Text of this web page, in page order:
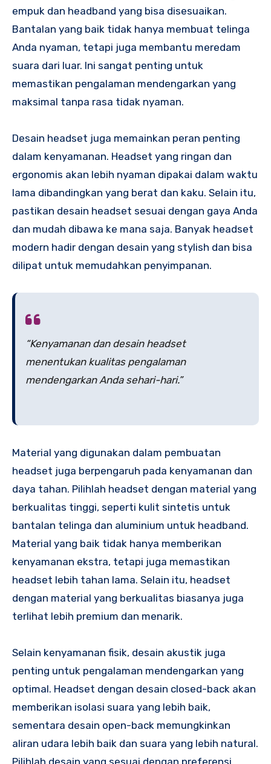
empuk dan headband yang bisa disesuaikan.
Bantalan yang baik tidak hanya membuat telinga
Anda nyaman, tetapi juga membantu meredam
suara dari luar. Ini sangat penting untuk
memastikan pengalaman mendengarkan yang
maksimal tanpa rasa tidak nyaman.
Desain headset juga memainkan peran penting
dalam kenyamanan. Headset yang ringan dan
ergonomis akan lebih nyaman dipakai dalam waktu
lama dibandingkan yang berat dan kaku. Selain itu,
pastikan desain headset sesuai dengan gaya Anda
dan mudah dibawa ke mana saja. Banyak headset
modern hadir dengan desain yang stylish dan bisa
dilipat untuk memudahkan penyimpanan.
“Kenyamanan dan desain headset
menentukan kualitas pengalaman
mendengarkan Anda sehari-hari.”
Material yang digunakan dalam pembuatan
headset juga berpengaruh pada kenyamanan dan
daya tahan. Pilihlah headset dengan material yang
berkualitas tinggi, seperti kulit sintetis untuk
bantalan telinga dan aluminium untuk headband.
Material yang baik tidak hanya memberikan
kenyamanan ekstra, tetapi juga memastikan
headset lebih tahan lama. Selain itu, headset
dengan material yang berkualitas biasanya juga
terlihat lebih premium dan menarik.
Selain kenyamanan fisik, desain akustik juga
penting untuk pengalaman mendengarkan yang
optimal. Headset dengan desain closed-back akan
memberikan isolasi suara yang lebih baik,
sementara desain open-back memungkinkan
aliran udara lebih baik dan suara yang lebih natural.